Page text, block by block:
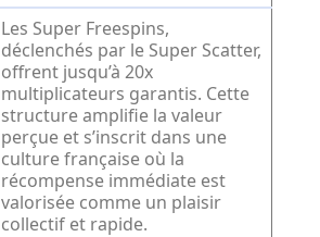
Les Super Freespins,
déclenchés par le Super Scatter,
offrent jusqu’à 20x
multiplicateurs garantis. Cette
structure amplifie la valeur
perçue et s’inscrit dans une
culture française où la
récompense immédiate est
valorisée comme un plaisir
collectif et rapide.